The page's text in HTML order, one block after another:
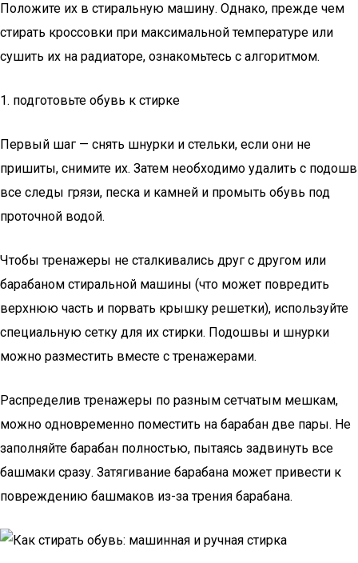
Положите их в стиральную машину. Однако, прежде чем
стирать кроссовки при максимальной температуре или
сушить их на радиаторе, ознакомьтесь с алгоритмом.
1. подготовьте обувь к стирке
Первый шаг — снять шнурки и стельки, если они не
пришиты, снимите их. Затем необходимо удалить с подошв
все следы грязи, песка и камней и промыть обувь под
проточной водой.
Чтобы тренажеры не сталкивались друг с другом или
барабаном стиральной машины (что может повредить
верхнюю часть и порвать крышку решетки), используйте
специальную сетку для их стирки. Подошвы и шнурки
можно разместить вместе с тренажерами.
Распределив тренажеры по разным сетчатым мешкам,
можно одновременно поместить на барабан две пары. Не
заполняйте барабан полностью, пытаясь задвинуть все
башмаки сразу. Затягивание барабана может привести к
повреждению башмаков из-за трения барабана.